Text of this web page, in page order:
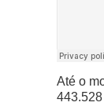
Até o